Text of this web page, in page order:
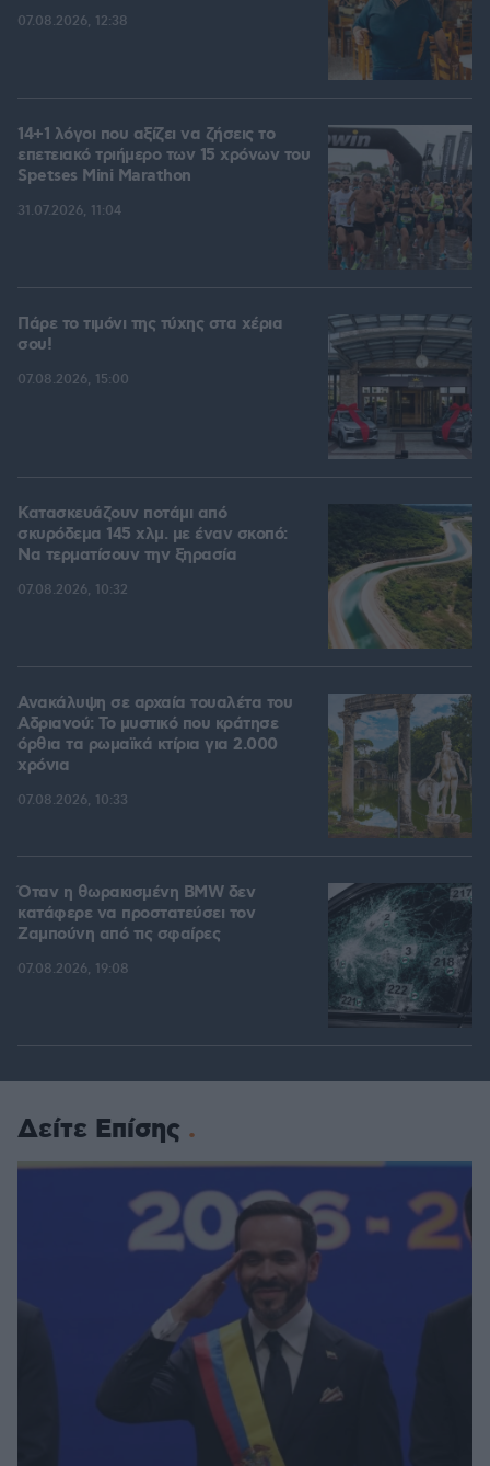
07.08.2026, 12:38
14+1 λόγοι που αξίζει να ζήσεις το
επετειακό τριήμερο των 15 χρόνων του
Spetses Mini Marathon
31.07.2026, 11:04
Πάρε το τιμόνι της τύχης στα χέρια
σου!
07.08.2026, 15:00
Κατασκευάζουν ποτάμι από
σκυρόδεμα 145 χλμ. με έναν σκοπό:
Να τερματίσουν την ξηρασία
07.08.2026, 10:32
Ανακάλυψη σε αρχαία τουαλέτα του
Αδριανού: Το μυστικό που κράτησε
όρθια τα ρωμαϊκά κτίρια για 2.000
χρόνια
07.08.2026, 10:33
Όταν η θωρακισμένη BMW δεν
κατάφερε να προστατεύσει τον
Ζαμπούνη από τις σφαίρες
07.08.2026, 19:08
Δείτε Επίσης